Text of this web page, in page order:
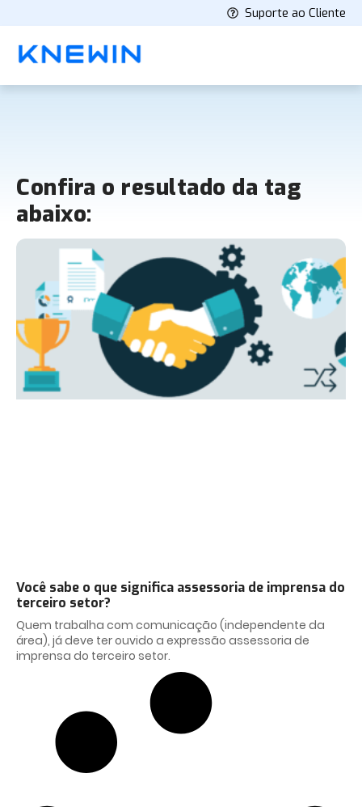
Suporte ao Cliente
Confira o resultado da tag
abaixo:
Você sabe o que significa assessoria de imprensa do
terceiro setor?
Quem trabalha com comunicação (independente da
área), já deve ter ouvido a expressão assessoria de
imprensa do terceiro setor.